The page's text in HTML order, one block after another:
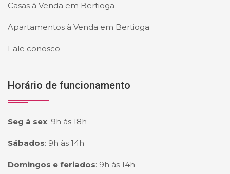
Casas à Venda em Bertioga
Apartamentos à Venda em Bertioga
Fale conosco
Horário de funcionamento
Seg à sex: 9h às 18h
Sábados: 9h às 14h
Domingos e feriados: 9h às 14h